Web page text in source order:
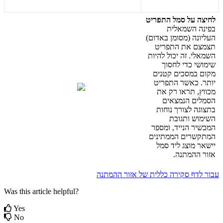
לחיצה על סמל התפריט
בפינה השמאלית
העליונה (מסומן באדום)
תצמצם את התפריט
השמאלי. זה יכול להיות
שימושי כדי לחסוך
מקום במסכים קטנים
יותר. כאשר התפריט
מכווץ, תראו רק את
הסמלים הנמצאים
בתצוגה לצורך נוחות
השימוש ותגובת
המכשיר הנייד, ומספר
המתקשרים הממתינים
יישאר מוצג ליד סמל
אזור ההמתנה.
עבור לדף סקירה כללית של אזור ההמתנה
Was this article helpful?
Yes
No